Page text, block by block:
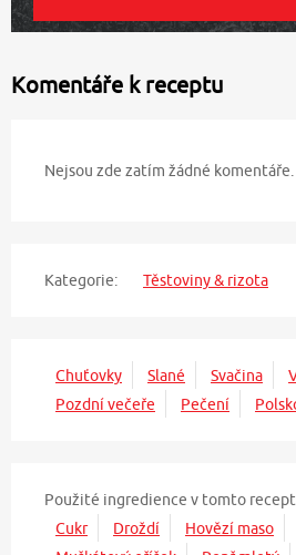
Komentáře k receptu
Nejsou zde zatím žádné komentáře.
Kategorie: Těstoviny & rizota
Chuťovky Slané Svačina
Pozdní večeře
Pečení
Použité ingredience v tomto
Cukr
Droždí Hovězí maso